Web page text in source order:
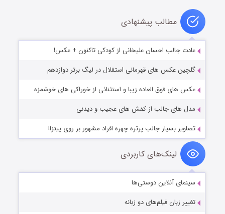
مطالب پیشنهادی
عادت جالب احسان علیخانی از کودکی تاکنون + عکس!
گلچین عکس های قهرمانی استقلال در لیگ برتر دوازدهم
عکس های فوق العاده زیبا و استثنائی از خوراکی های خوشمزه
مدل های جالب از کفش های عجیب و دیدنی
تصاویر بسیار جالب پرتره چهره افراد مشهور بر روی پیتزا!
لینک‌های کاربردی
سینمای آنلاین دوستی‌ها
تغییر زبان فیلم‌های دو زبانه